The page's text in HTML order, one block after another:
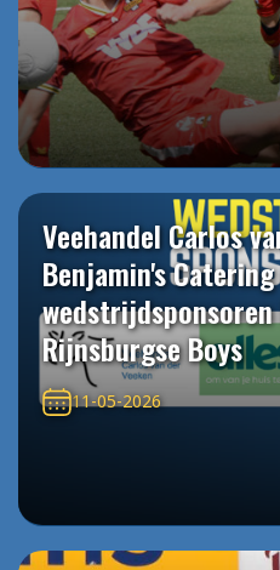
Veehandel Carlos
Benjamin's
wedstrijdsponsoren
Rijnsburgse Boys
11-05-2026